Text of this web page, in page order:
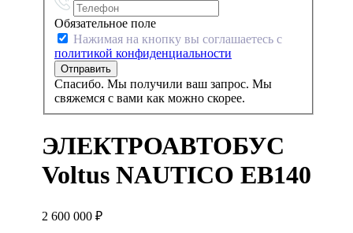
Обязательное поле
Нажимая на кнопку вы соглашаетесь с
политикой конфиденциальности
Спасибо. Мы получили ваш запрос. Мы
свяжемся с вами как можно скорее.
ЭЛЕКТРОАВТОБУС
Voltus NAUTICO EB140
2 600 000 ₽